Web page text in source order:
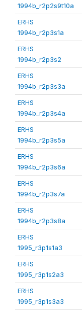
1994b_r2p2s9t10a
ERHS
1994b_r2p3s1a
ERHS
1994b_r2p3s2
ERHS
1994b_r2p3s3a
ERHS
1994b_r2p3s4a
ERHS
1994b_r2p3s5a
ERHS
1994b_r2p3s6a
ERHS
1994b_r2p3s7a
ERHS
1994b_r2p3s8a
ERHS
1995_r3p1s1a3
ERHS
1995_r3p1s2a3
ERHS
1995_r3p1s3a3